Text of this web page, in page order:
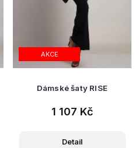
AKCE
Dámské šaty RISE
1 107 Kč
Detail